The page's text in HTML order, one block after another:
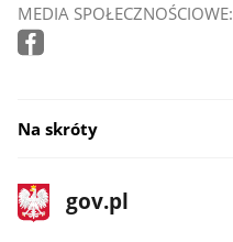
MEDIA SPOŁECZNOŚCIOWE:
Na skróty
stopka
gov.pl
Strona
gov.pl